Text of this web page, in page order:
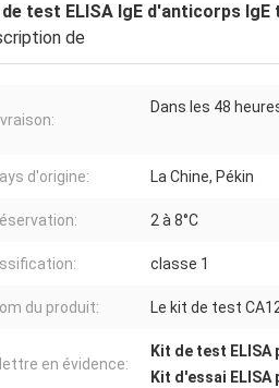
de test ELISA IgE d'anticorps
de
Dans les 48
d'origine: La Chine, Pékin
2 à 8°C
classe 1
du produit: Le kit de test
en évidence:
Kit de test
Kit d'essai